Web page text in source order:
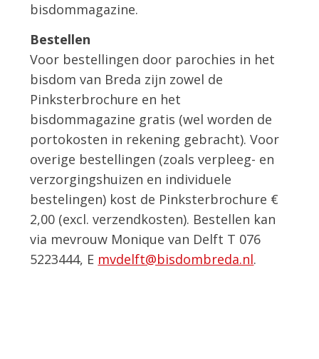
bisdommagazine.
Bestellen
Voor bestellingen door parochies in het
bisdom van Breda zijn zowel de
Pinksterbrochure en het
bisdommagazine gratis (wel worden de
portokosten in rekening gebracht). Voor
overige bestellingen (zoals verpleeg- en
verzorgingshuizen en individuele
bestelingen) kost de Pinksterbrochure €
2,00 (excl. verzendkosten). Bestellen kan
via mevrouw Monique van Delft T 076
5223444, E mvdelft@bisdombreda.nl.